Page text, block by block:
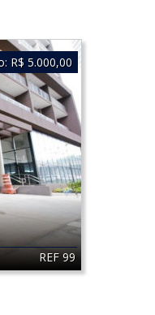
REF 99
R$ 5.000,00